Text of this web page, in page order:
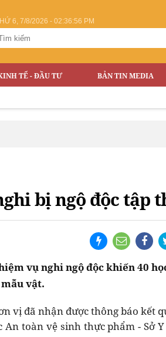
6, 7/8/2026 - 02:36:57 PM
TẾ - ĐẦU TƯ BẢN TIN MEDIA
Vỡ
bị ngộ độc tập
vụ nghi ngộ độc khiến 40
vật.
vị đã nhận được thông báo kết
toàn vệ sinh thực phẩm - Sở